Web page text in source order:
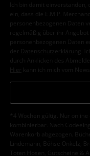
Ich bin damit
ein, dass die E.M.P.
personenbezogenen Daten
regelmäßig über ihr
personenbezogenen Daten
der
Datenschutzerklärung
.
durch Anklicken des
Hier kann ich mich vom
*4 Wochen gültig. Nur
kombinierbar. Nach
Warenkorb abgezogen.
Lindemann, Böhse Onkelz,
Toten Hosen, Gutscheine &